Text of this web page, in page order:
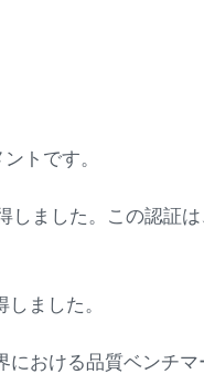
トです。
ました。この認証は
ました。
おける品質ベンチマ